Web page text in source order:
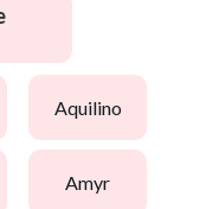
aquilino
amyr